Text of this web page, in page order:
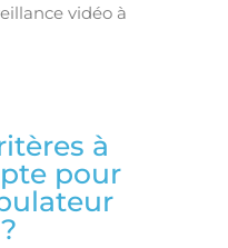
vidéo à
à
pour